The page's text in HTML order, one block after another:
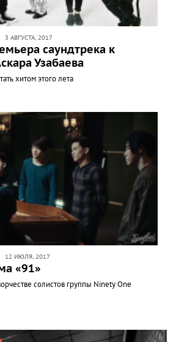
3 АВГУСТА, 2017
саундтрека к
Узабаева
хитом этого лета
12 ИЮЛЯ, 2017
«91»
солистов группы Ninety One